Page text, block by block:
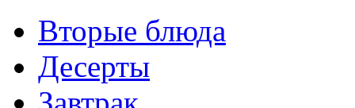
Вторые блюда
Десерты